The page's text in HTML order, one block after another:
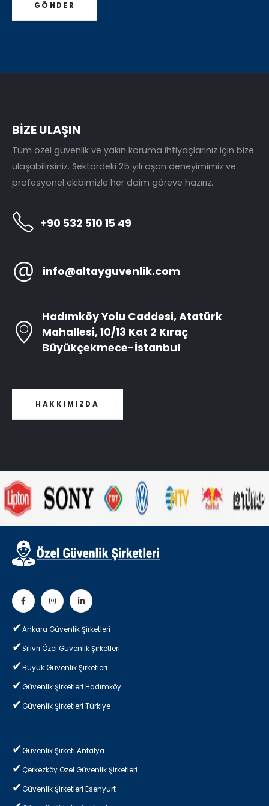
BİZE ULAŞIN
Tüm özel güvenlik ve yakın koruma ihtiyaçlarınız için bize
ulaşabilirsiniz. Sektördeki 25 yılı aşan deneyimimiz ve
profesyonel ekibimizle her daim göreve hazırız.
+90 532 510 15 49
info@altayguvenlik.com
Hadımköy Yolu Caddesi, Atatürk
Mahallesi, 10/13 Kat 2 Kıraç
Büyükçekmece-İstanbul
HAKKIMIZDA
Ankara Güvenlik Şirketleri
Silivri Özel Güvenlik Şirketleri
Büyük Güvenlik Şirketleri
Güvenlik Şirketleri Hadımköy
Güvenlik Şirketleri Türkiye
Güvenlik Şirketi Antalya
Çerkezköy Özel Güvenlik Şirketleri
Güvenlik Şirketleri Esenyurt